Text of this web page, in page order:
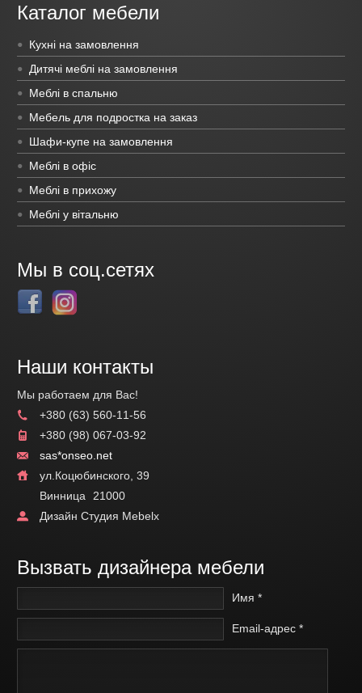
Каталог мебели
Кухні на замовлення
Дитячі меблі на замовлення
Меблі в спальню
Мебель для подростка на заказ
Шафи-купе на замовлення
Меблі в офіс
Меблі в прихожу
Меблі у вітальню
Мы в соц.сетях
Наши контакты
Мы работаем для Вас!
+380 (63) 560-11-56
+380 (98) 067-03-92
sas*onseo.net
ул.Коцюбинского, 39
Винница
21000
Дизайн Студия Mebelx
Вызвать дизайнера мебели
Имя *
Email-адрес *